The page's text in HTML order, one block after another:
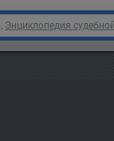
Энциклопедия